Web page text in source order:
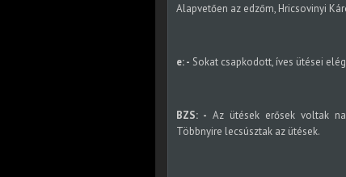
Alapvetően az edzőm, Hricsovinyi
e: - Sokat csapkodott, íves ütései
BZS: - Az ütések erősek voltak
Többnyire lecsúsztak az ütések.